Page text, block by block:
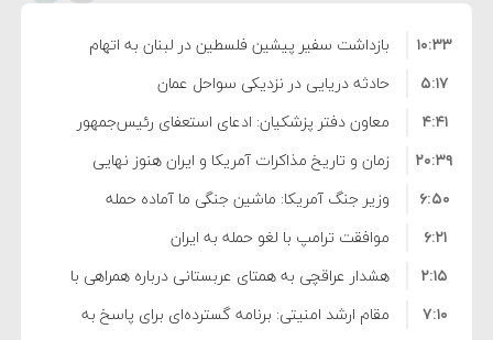
بازداشت سفیر پیشین فلسطین در لبنان به اتهام
فساد و اختلاس اموال
۱۰:۳۳
حادثه دریایی در نزدیکی سواحل عمان
۵:۱۷
معاون دفتر پزشکیان: ادعای استعفای رئیس‌جمهور
واهی و کذب محض است
۴:۴۱
زمان و تاریخ مذاکرات آمریکا و ایران هنوز نهایی
نشده است
۲۰:۳۹
وزیر جنگ آمریکا: ماشین جنگی ما آماده حمله
نظامی علیه ایران است
۶:۵۰
موافقت ترامپ با لغو حمله به ایران
۶:۲۱
هشدار عراقچی به همتای عربستانی درباره همراهی با
آمریکا
۲:۱۵
مقام ارشد امنیتی: برنامه گسترده‌ای برای پاسخ به
۷:۱۰